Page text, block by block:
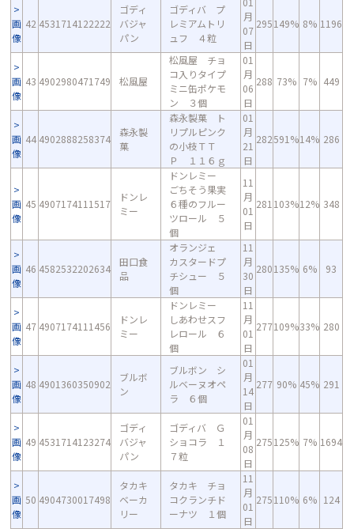
画
像
42 4531714122222
ゴディ
バジャ
パン
ゴディバ プ
レミアムトリ
ュフ ４粒
月
07
日
295149% 8% 1196
画
像
43 4902980471749 松風屋
松風屋 チョ
コ入りタイプ
ミニ缶ポケモ
ン ３個
01
月
06
日
288 73% 7% 449
画
像
44 4902888258374
森永製
菓
森永製菓 ト
リプルピンク
の小枝ＴＴ
Ｐ １１６ｇ
01
月
21
日
282591%14% 286
画
像
45 4907174111517
ドンレ
ミー
ドンレミー
ごちそう果実
６種のフルー
ツロール ５
個
11
月
01
日
281 103%12% 348
画
像
46 4582532202634
田口食
品
オランジェ
カスタードプ
チシュー ５
個
11
月
30
日
280135% 6% 93
画
像
47 4907174111456
ドンレ
ミー
ドンレミー
しあわせスフ
レロール ６
個
11
月
01
日
277109%33% 280
画
像
48 4901360350902
ブルボ
ン
ブルボン シ
ルベーヌオペ
ラ ６個
01
月
14
日
277 90% 45% 291
画
像
49 4531714123274
ゴディ
バジャ
パン
ゴディバ Ｇ
ショコラ １
７粒
01
月
08
日
275125% 7% 1694
画
像
50 4904730017498
タカキ
ベーカ
リー
タカキ チョ
コクランチド
ーナツ １個
11
月
01
日
275110% 6% 124